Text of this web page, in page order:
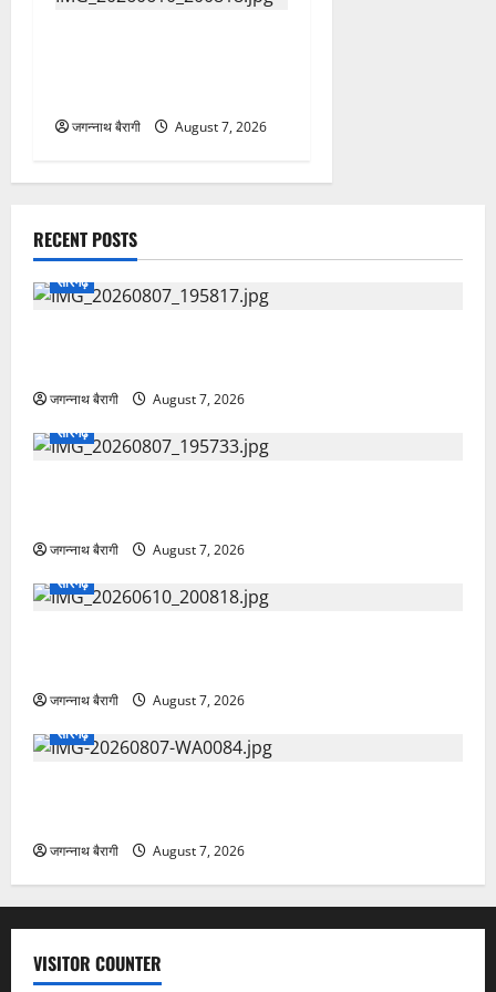
सारंगढ़
मल्होत्रा के कुशल नेतृत्व में सलिहा पुलिस की बड़ी कार्रवाई…
जगन्नाथ बैरागी
August 7, 2026
सारंगढ़
जगन्नाथ बैरागी
August 7, 2026
सारंगढ़
जगन्नाथ बैरागी
August 7, 2026
सारंगढ़
जगन्नाथ बैरागी August 7, 2026